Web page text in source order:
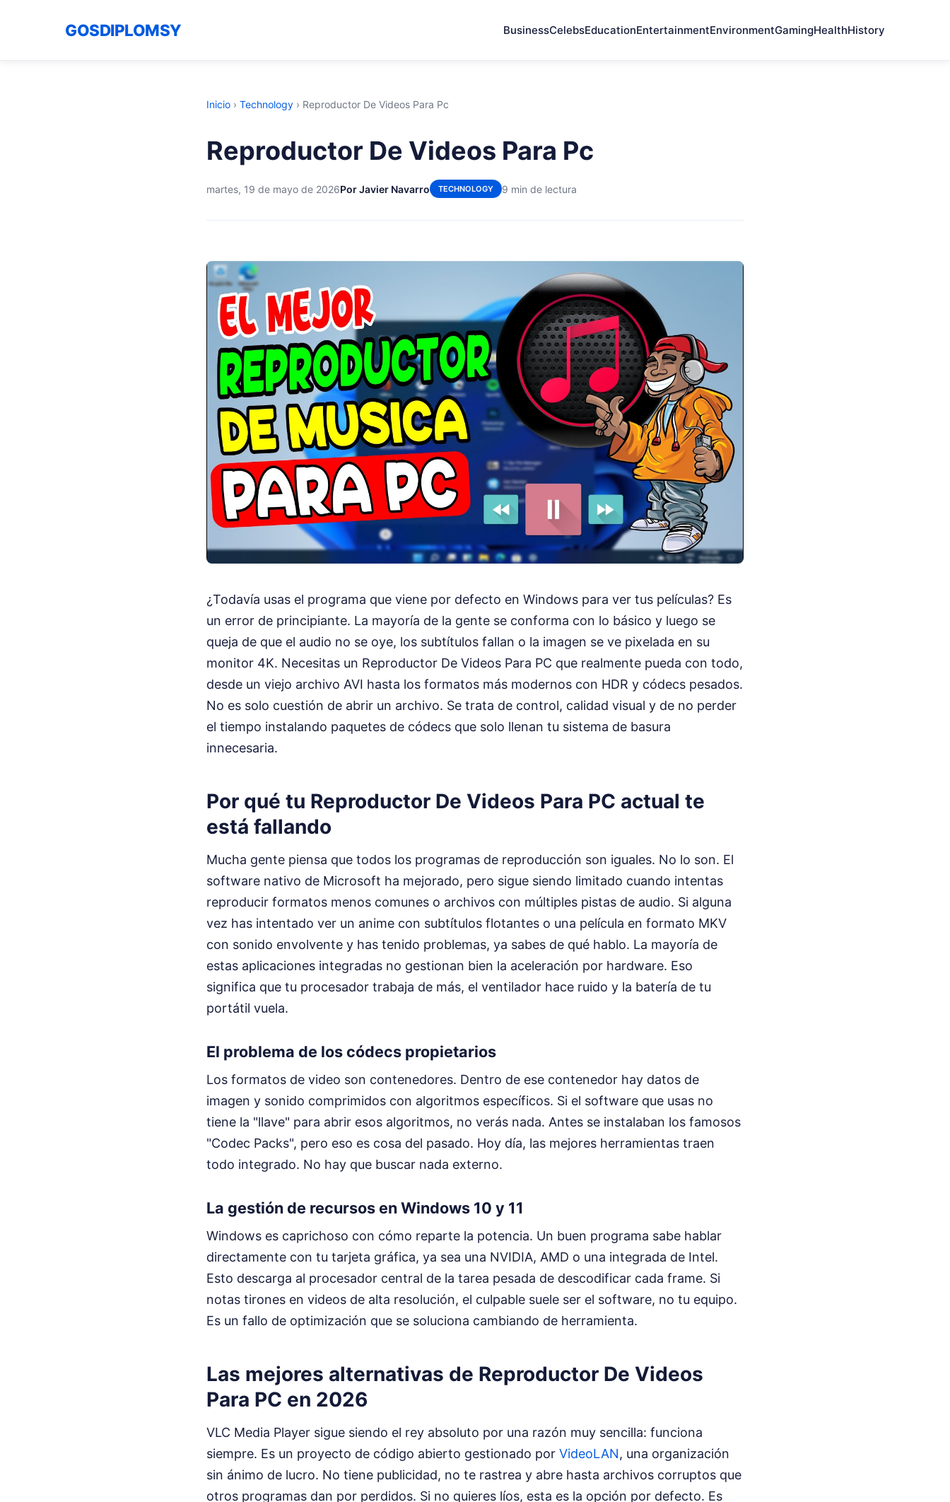
GOSDIPLOMSY BusinessCelebsEducationEntertainmentEnvironmentGamingHealthHistory
Inicio › Technology › Reproductor De Videos Para Pc
Reproductor De Videos Para Pc
martes, 19 de mayo de 2026Por Javier Navarro TECHNOLOGY 9 min de lectura
¿Todavía usas el programa que viene por defecto en Windows para ver tus películas? Es
un error de principiante. La mayoría de la gente se conforma con lo básico y luego se
queja de que el audio no se oye, los subtítulos fallan o la imagen se ve pixelada en su
monitor 4K. Necesitas un Reproductor De Videos Para PC que realmente pueda con todo,
desde un viejo archivo AVI hasta los formatos más modernos con HDR y códecs pesados.
No es solo cuestión de abrir un archivo. Se trata de control, calidad visual y de no perder
el tiempo instalando paquetes de códecs que solo llenan tu sistema de basura
innecesaria.
Por qué tu Reproductor De Videos Para PC actual te
está fallando
Mucha gente piensa que todos los programas de reproducción son iguales. No lo son. El
software nativo de Microsoft ha mejorado, pero sigue siendo limitado cuando intentas
reproducir formatos menos comunes o archivos con múltiples pistas de audio. Si alguna
vez has intentado ver un anime con subtítulos flotantes o una película en formato MKV
con sonido envolvente y has tenido problemas, ya sabes de qué hablo. La mayoría de
estas aplicaciones integradas no gestionan bien la aceleración por hardware. Eso
significa que tu procesador trabaja de más, el ventilador hace ruido y la batería de tu
portátil vuela.
El problema de los códecs propietarios
Los formatos de video son contenedores. Dentro de ese contenedor hay datos de
imagen y sonido comprimidos con algoritmos específicos. Si el software que usas no
tiene la "llave" para abrir esos algoritmos, no verás nada. Antes se instalaban los famosos
"Codec Packs", pero eso es cosa del pasado. Hoy día, las mejores herramientas traen
todo integrado. No hay que buscar nada externo.
La gestión de recursos en Windows 10 y 11
Windows es caprichoso con cómo reparte la potencia. Un buen programa sabe hablar
directamente con tu tarjeta gráfica, ya sea una NVIDIA, AMD o una integrada de Intel.
Esto descarga al procesador central de la tarea pesada de descodificar cada frame. Si
notas tirones en videos de alta resolución, el culpable suele ser el software, no tu equipo.
Es un fallo de optimización que se soluciona cambiando de herramienta.
Las mejores alternativas de Reproductor De Videos
Para PC en 2026
VLC Media Player sigue siendo el rey absoluto por una razón muy sencilla: funciona
siempre. Es un proyecto de código abierto gestionado por VideoLAN, una organización
sin ánimo de lucro. No tiene publicidad, no te rastrea y abre hasta archivos corruptos que
otros programas dan por perdidos. Si no quieres líos, esta es la opción por defecto. Es